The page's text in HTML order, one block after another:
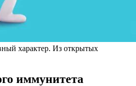
характер. Из открытых
иммунитета